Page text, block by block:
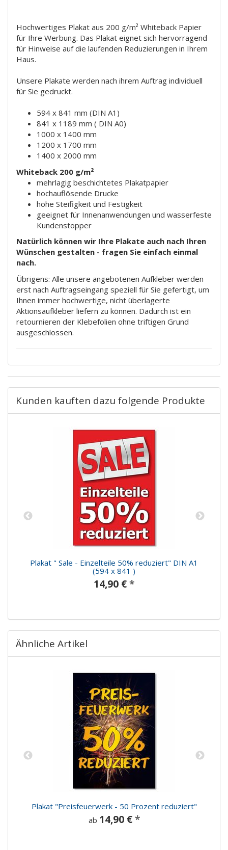
Hochwertiges Plakat aus 200 g/m² Whiteback Papier
für Ihre Werbung. Das Plakat eignet sich hervorragend
für Hinweise auf die laufenden Reduzierungen in Ihrem
Haus.
Unsere Plakate werden nach ihrem Auftrag individuell
für Sie gedruckt.
594 x 841 mm (DIN A1)
841 x 1189 mm ( DIN A0)
1000 x 1400 mm
1200 x 1700 mm
1400 x 2000 mm
Whiteback 200 g/m²
mehrlagig beschichtetes Plakatpapier
hochauflösende Drucke
hohe Steifigkeit und Festigkeit
geeignet für Innenanwendungen und wasserfeste
Kundenstopper
Natürlich können wir Ihre Plakate auch nach Ihren
Wünschen gestalten - fragen Sie einfach einmal
nach.
Übrigens: Alle unsere angebotenen Aufkleber werden
erst nach Auftragseingang speziell für Sie gefertigt, um
Ihnen immer hochwertige, nicht überlagerte
Aktionsaufkleber liefern zu können. Dadurch ist ein
retournieren der Klebefolien ohne triftigen Grund
ausgeschlossen.
Kunden kauften dazu folgende Produkte
Plakat " Sale - Einzelteile 50% reduziert" DIN A1
(594 x 841 )
14,90 €*
Ähnliche Artikel
Plakat "Preisfeuerwerk - 50 Prozent reduziert"
ab 14,90 € *